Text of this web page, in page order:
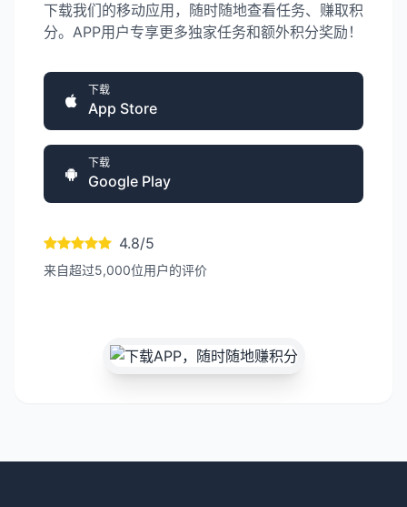
下载我们的移动应用，随时随地查看任务、赚取积
分。APP用户专享更多独家任务和额外积分奖励！
下载
App Store
下载
Google Play
4.8/5
来自超过5,000位用户的评价